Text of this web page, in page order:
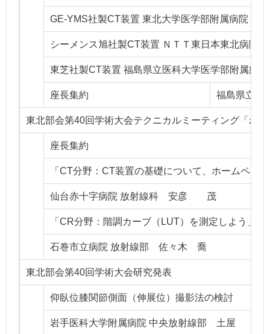
GE-YMS社製CT装置 東北大学医学部附属病院
シーメンス旭社製CT装置 ＮＴＴ東日本東北病
東芝社製CT装置 福島県立医科大学医学部附属
座長集約 福島県立
東北部会第40回学術大会テクニカルミーティング「わ
座長集約
「CT分野：CT装置の基礎について、ホームペー
仙台赤十字病院 放射線科 安彦 茂
「CR分野：階調カーブ（LUT）を測定しよう」
石巻市立病院 放射線部 佐々木 喬
東北部会第40回学術大会研究発表
仰臥位膝関節側面（伸展位）撮影法の検討
岩手医科大学附属病院 中央放射線部 土屋 匠